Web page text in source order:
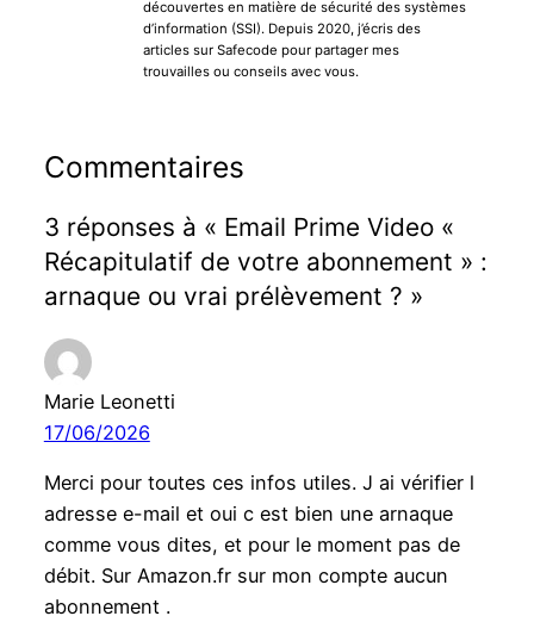
découvertes en matière de sécurité des systèmes
d’information (SSI). Depuis 2020, j’écris des
articles sur Safecode pour partager mes
trouvailles ou conseils avec vous.
Commentaires
3 réponses à « Email Prime Video «
Récapitulatif de votre abonnement » :
arnaque ou vrai prélèvement ? »
Marie Leonetti
17/06/2026
Merci pour toutes ces infos utiles. J ai vérifier l
adresse e-mail et oui c est bien une arnaque
comme vous dites, et pour le moment pas de
débit. Sur Amazon.fr sur mon compte aucun
abonnement .